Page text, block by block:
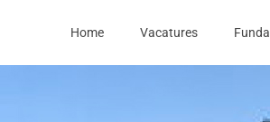
Home Vacatures Funda